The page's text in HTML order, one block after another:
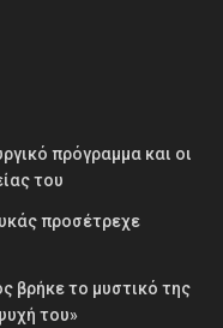
πρόγραμμα και οι
του
προσέτρεχε
βρήκε το μυστικό της
του»